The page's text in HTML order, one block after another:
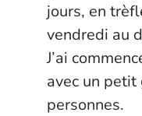
jours, en
vendredi au
J’ai
avec un
personnes.